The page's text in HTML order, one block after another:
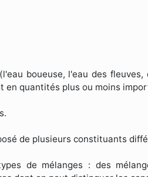
boueuse, l'eau des
en quantités plus ou moins
de plusieurs constituants
de mélanges : des